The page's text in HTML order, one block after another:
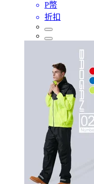
P幣
折扣